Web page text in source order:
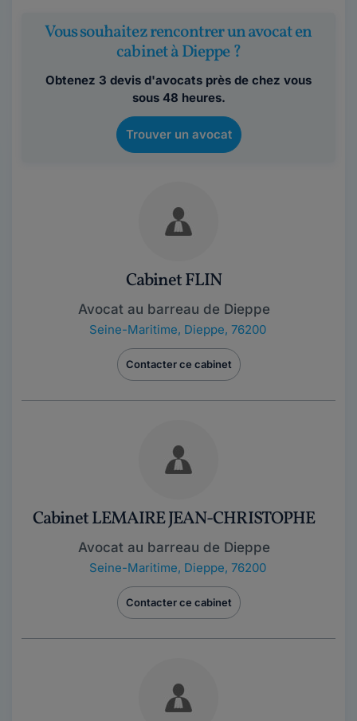
Vous souhaitez rencontrer un avocat en
cabinet à Dieppe ?
Obtenez 3 devis d'avocats près de chez vous
sous 48 heures.
Trouver un avocat
Cabinet FLIN
Avocat au barreau de Dieppe
Seine-Maritime, Dieppe, 76200
Contacter ce cabinet
Cabinet LEMAIRE JEAN-CHRISTOPHE
Avocat au barreau de Dieppe
Seine-Maritime, Dieppe, 76200
Contacter ce cabinet